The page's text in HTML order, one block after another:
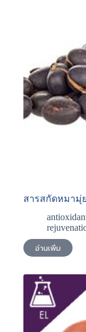
สารสกัดหมามุ่
อ่านเพิ่ม